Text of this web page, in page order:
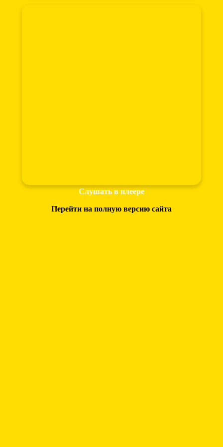
Слушать в плеере
Перейти на полную версию сайта